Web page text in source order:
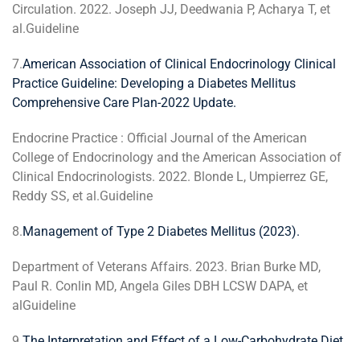
Circulation. 2022. Joseph JJ, Deedwania P, Acharya T, et
al.Guideline
7.American Association of Clinical Endocrinology Clinical
Practice Guideline: Developing a Diabetes Mellitus
Comprehensive Care Plan-2022 Update.
Endocrine Practice : Official Journal of the American
College of Endocrinology and the American Association of
Clinical Endocrinologists. 2022. Blonde L, Umpierrez GE,
Reddy SS, et al.Guideline
8.Management of Type 2 Diabetes Mellitus (2023).
Department of Veterans Affairs. 2023. Brian Burke MD,
Paul R. Conlin MD, Angela Giles DBH LCSW DAPA, et
alGuideline